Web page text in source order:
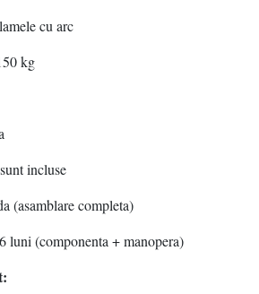
cu arc
kg
incluse
(asamblare completa)
luni (componenta + manopera)